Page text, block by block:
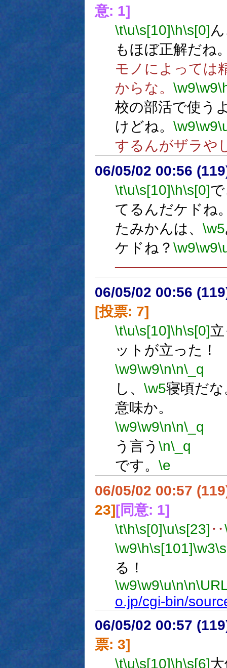
意: 1]
\t\u\s[10]\h\s[0]
もほぼ正解だね
モノによっては
からな。 \w9\w9
校の部活で使う
けどね。 \w9\w9
するんがザラや
06/05/02 00:56
\t\u\s[10]\h\s[0]
てるんだケドね
たみかんは、 \w5
ケドね？ \w9\w9
06/05/02 00:56
[投票: 7]
\t\u\s[10]\h\s[0]
ットが立った！
\w9\w9\n\n\_q
し、 \w5寝頃だな
意味か。
\w9\w9\n\n\_q
う言う \n\_q
です。 \e
06/05/02 00:57
23][同意: 1]
\t\h\s[0]\u\s[23] ‥
\w9\h\s[101]\w3
る！
\w9\w9\u\n\n
o.jp/cgi-bin/
06/05/02 00:57
票: 3]
\t\u\s[10]\h\s[6]